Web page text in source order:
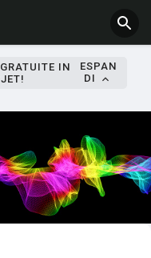
IN
ESPAN
DI